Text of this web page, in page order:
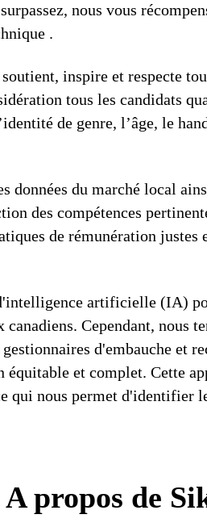
nous vous
.
inspire et respecte
tous les candidats
de genre, l’âge, le
données du marché local
des compétences
de rémunération
artificielle (IA)
Cependant, nous
d'embauche et
équitable et complet. Cette
qui nous permet d'identifier
A propos de